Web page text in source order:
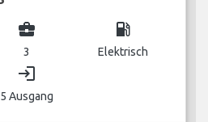
business_center
3
local_gas_station
Elektrisch
login
5 Ausgang